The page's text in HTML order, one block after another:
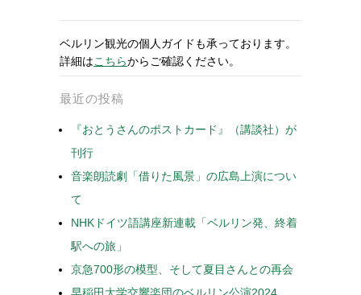
ベルリン観光の個人ガイドも承っております。
詳細はこちらからご確認ください。
最近の投稿
『おとうさんのポストカード』（講談社）が
刊行
音楽朗読劇「借りた風景」の広島上演につい
て
NHKドイツ語講座新連載「ベルリン発、終着
駅への旅」
京急700形の模型、そして夏目さんとの再会
早稲田大学交響楽団のベルリン公演2024